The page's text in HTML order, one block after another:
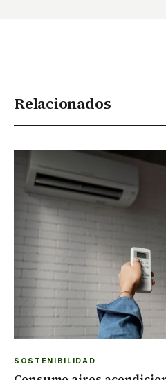
Relacionados
SOSTENIBILIDAD